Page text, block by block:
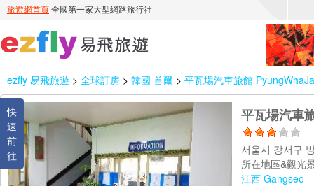
ezfly 易飛旅遊 > 全球訂房 > 韓國 首爾 > 平瓦場汽車旅館
快
速
前
往
平瓦場汽車
서울시 강서구
所在地區&觀光
江西 Gangseo